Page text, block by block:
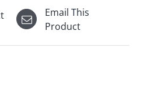
Email This
Product